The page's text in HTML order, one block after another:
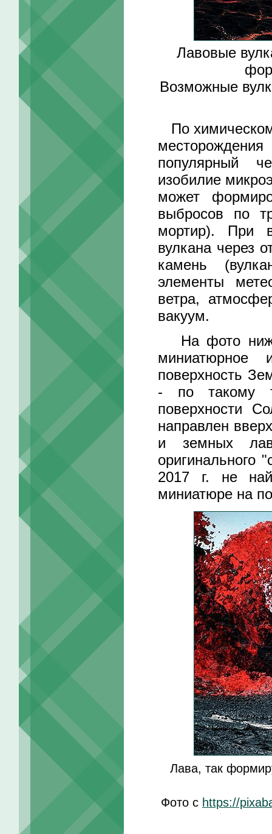
Лавовые
Возможные
По
популярный
изобилие
может
выбросов по
мортир). При
вулкана через
камень
элементы
ветра,
вакуум.
На фото ниже
поверхность
- по такому
поверхности
направлен
и земных
оригинального
2017 г. не
миниатюре на
Лава, так
Фото с https://